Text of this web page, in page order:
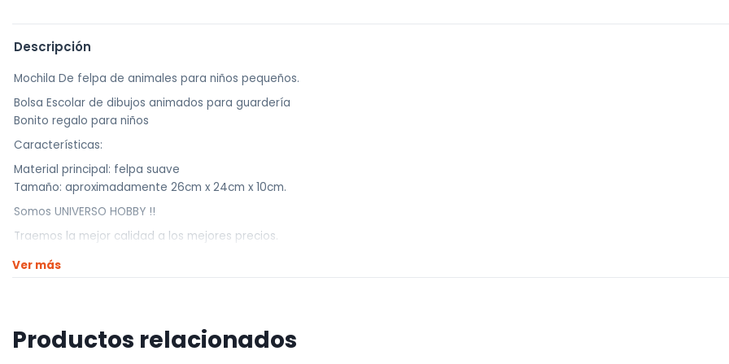
Descripción
Mochila De felpa de animales para niños pequeños.
Bolsa Escolar de dibujos animados para guardería
Bonito regalo para niños
Características:
Material principal: felpa suave
Tamaño: aproximadamente 26cm x 24cm x 10cm.
Somos UNIVERSO HOBBY !!
Traemos la mejor calidad a los mejores precios.
————————————
Envíos Flex en el día.
Ver más
Productos relacionados